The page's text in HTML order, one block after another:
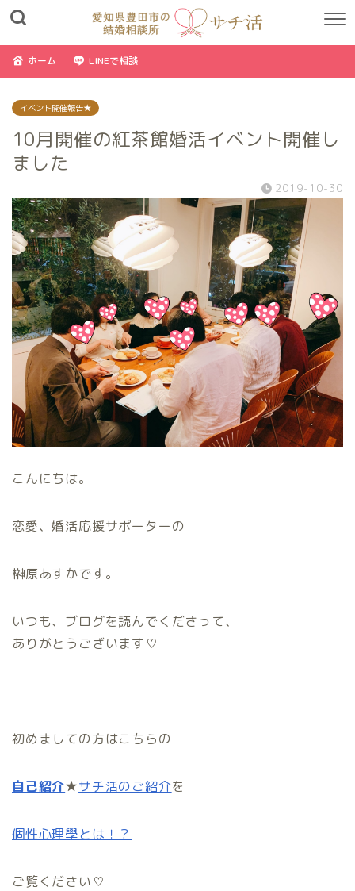
ホーム LINEで相談
イベント開催報告★
10月開催の紅茶館婚活イベント開催し
ました
2019-10-30
こんにちは。
恋愛、婚活応援サポーターの
榊原あすかです。
いつも、ブログを読んでくださって、
ありがとうございます♡
初めましての方はこちらの
自己紹介★サチ活のご紹介を
個性心理學とは！？
ご覧ください♡